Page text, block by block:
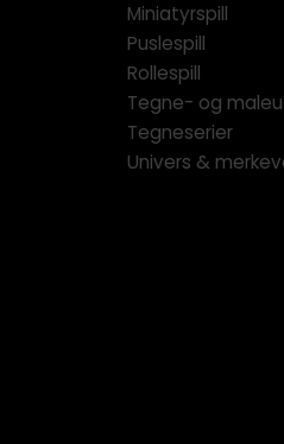
Miniatyrspill
Puslespill
Rollespill
Tegne- og
Tegneserier
Univers &